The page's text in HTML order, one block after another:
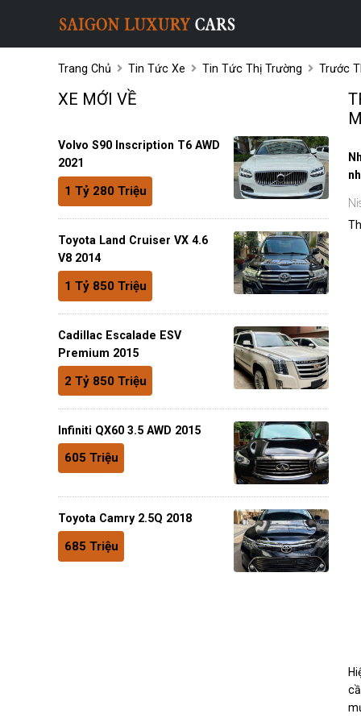
Trang Chủ Tin Tức Xe Tin Tức Thị Trường Trước
XE MỚI VỀ
Volvo S90 Inscription T6 AWD
2021
1 Tỷ 280 Triệu
Toyota Land Cruiser VX 4.6
V8 2014
1 Tỷ 850 Triệu
Cadillac Escalade ESV
Premium 2015
2 Tỷ 850 Triệu
Infiniti QX60 3.5 AWD 2015
605 Triệu
Toyota Camry 2.5Q 2018
685 Triệu